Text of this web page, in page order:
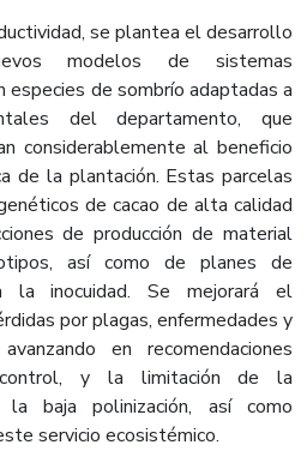
se plantea el desarrollo
modelos de sistemas
de sombrío adaptadas a
del departamento, que
considerablemente al beneficio
de la plantación. Estas parcelas
de cacao de alta calidad
de producción de material
así como de planes de
la inocuidad. Se mejorará el
por plagas, enfermedades y
en recomendaciones
y la limitación de la
baja polinización, así como
servicio ecosistémico.